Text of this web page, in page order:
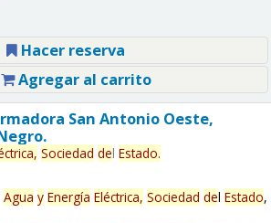
Hacer reserva
Agregar al carrito
San Antonio Oeste,
Sociedad del Estado.
Agua y Energía Eléctrica, Sociedad del Estado,